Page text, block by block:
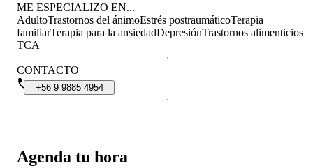
Agenda tu hora
ME ESPECIALIZO EN...
AdultoTrastornos del ánimoEstrés postraumáticoTerapia
familiarTerapia para la ansiedadDepresiónTrastornos alimenticios
TCA
CONTACTO
+56 9 9885 4954